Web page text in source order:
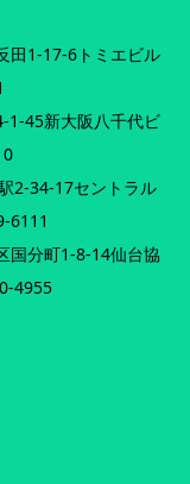
田1-17-6トミエビル
1-45新大阪八千代ビ
2-34-17セントラル
6111
国分町1-8-14仙台協
4955